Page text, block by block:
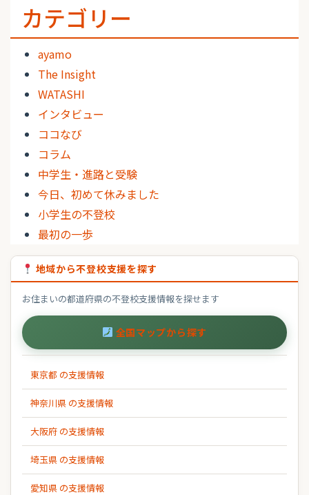
カテゴリー
ayamo
The Insight
WATASHI
インタビュー
ココなび
コラム
中学生・進路と受験
今日、初めて休みました
小学生の不登校
最初の一歩
地域から不登校支援を探す
お住まいの都道府県の不登校支援情報を探せます
全国マップから探す
東京都 の支援情報
神奈川県 の支援情報
大阪府 の支援情報
埼玉県 の支援情報
愛知県 の支援情報